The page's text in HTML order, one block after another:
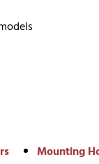
Mounting